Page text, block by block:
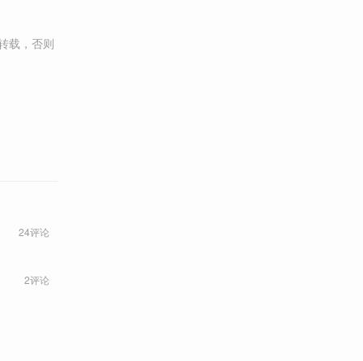
载，否则
24评论
2评论